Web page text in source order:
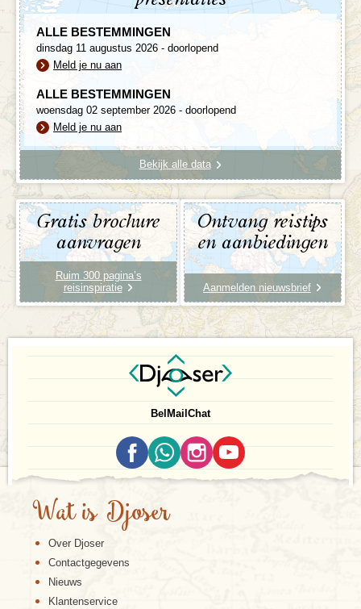
ALLE BESTEMMINGEN
dinsdag 11 augustus 2026 - doorlopend
Meld je nu aan
ALLE BESTEMMINGEN
woensdag 02 september 2026 - doorlopend
Meld je nu aan
Bekijk alle data
Gratis brochure
aanvragen
Ruim 300 pagina’s
reisinspiratie
Ontvang reistips
en aanbiedingen
Aanmelden nieuwsbrief
Bel Mail Chat
Wat is Djoser
Over Djoser
Contactgegevens
Nieuws
Klantenservice